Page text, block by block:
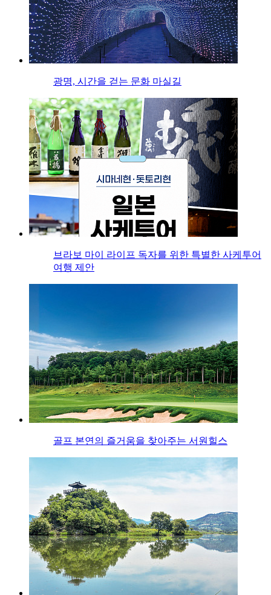
광명, 시간을 걷는 문화 마실길
브라보 마이 라이프 독자를 위한 특별한 사케투어
여행 제안
골프 본연의 즐거움을 찾아주는 서원힐스